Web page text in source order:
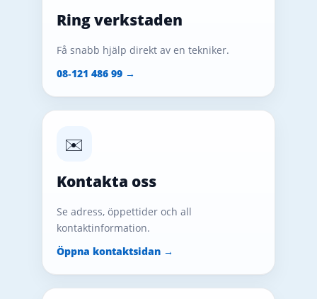
Ring verkstaden
Få snabb hjälp direkt av en tekniker.
08‑121 486 99 →
✉️
Kontakta oss
Se adress, öppettider och all
kontaktinformation.
Öppna kontaktsidan →